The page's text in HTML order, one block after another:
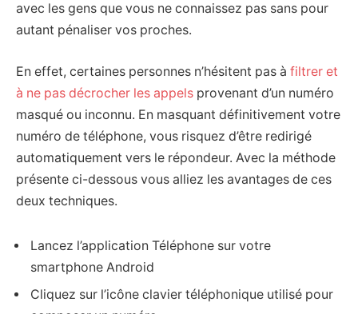
avec les gens que vous ne connaissez pas sans pour
autant pénaliser vos proches.
En effet, certaines personnes n’hésitent pas à filtrer et
à ne pas décrocher les appels provenant d’un numéro
masqué ou inconnu. En masquant définitivement votre
numéro de téléphone, vous risquez d’être redirigé
automatiquement vers le répondeur. Avec la méthode
présente ci-dessous vous alliez les avantages de ces
deux techniques.
Lancez l’application Téléphone sur votre
smartphone Android
Cliquez sur l’icône clavier téléphonique utilisé pour